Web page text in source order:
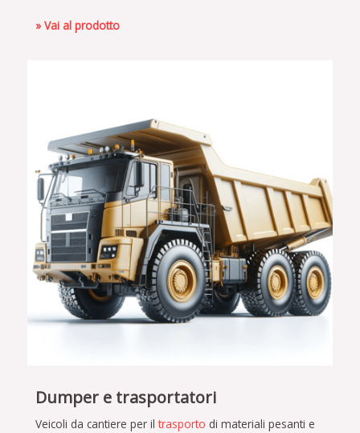
» Vai al prodotto
Dumper e trasportatori
Veicoli da cantiere per il trasporto di materiali pesanti e